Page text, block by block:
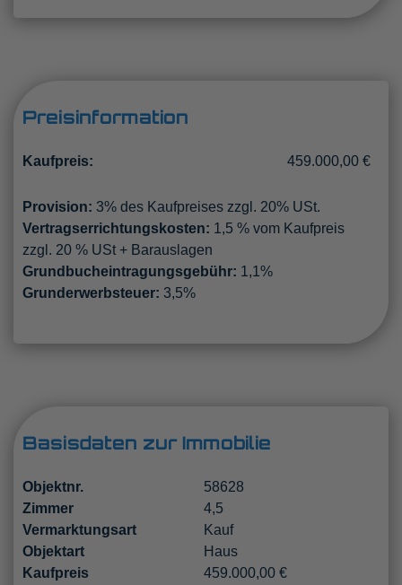
Preisinformation
Kaufpreis: 459.000,00 €
Provision: 3% des Kaufpreises zzgl. 20% USt.
Vertragserrichtungskosten: 1,5 % vom Kaufpreis
zzgl. 20 % USt + Barauslagen
Grundbucheintragungsgebühr: 1,1%
Grunderwerbsteuer: 3,5%
Basisdaten zur Immobilie
Objektnr.
58628
Zimmer
4,5
Vermarktungsart
Kauf
Objektart
Haus
Kaufpreis
459.000,00 €